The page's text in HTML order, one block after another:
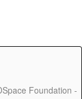
Foundation -